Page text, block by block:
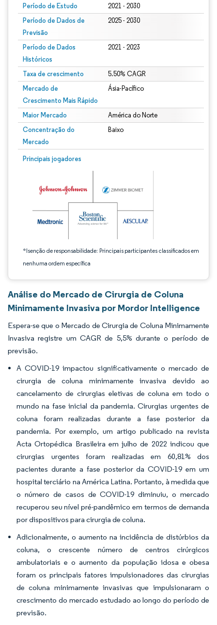
Período de Estudo 2021 - 2030
Período de Dados de
Previsão
2025 - 2030
Período de Dados
Históricos
2021 - 2023
Taxa de crescimento 5.50% CAGR
Mercado de
Crescimento Mais Rápido
Ásia-Pacífico
Maior Mercado América do Norte
Concentração do
Mercado
Baixo
Principais jogadores
*Isenção de responsabilidade: Principais participantes classificados em
nenhuma ordem específica
Imagem © Mordor Intelligence. O reuso requer atribuição conforme CC BY 4.0.
Análise do Mercado de Cirurgia de Coluna
Minimamente Invasiva por Mordor Intelligence
Espera-se que o Mercado de Cirurgia de Coluna Minimamente
Invasiva registre um CAGR de 5,5% durante o período de
previsão.
A COVID-19 impactou significativamente o mercado de
cirurgia de coluna minimamente invasiva devido ao
cancelamento de cirurgias eletivas de coluna em todo o
mundo na fase inicial da pandemia. Cirurgias urgentes de
coluna foram realizadas durante a fase posterior da
pandemia. Por exemplo, um artigo publicado na revista
Acta Ortopédica Brasileira em julho de 2022 indicou que
cirurgias urgentes foram realizadas em 60,81% dos
pacientes durante a fase posterior da COVID-19 em um
hospital terciário na América Latina. Portanto, à medida que
o número de casos de COVID-19 diminuiu, o mercado
recuperou seu nível pré-pandêmico em termos de demanda
por dispositivos para cirurgia de coluna.
Adicionalmente, o aumento na incidência de distúrbios da
coluna, o crescente número de centros cirúrgicos
ambulatoriais e o aumento da população idosa e obesa
foram os principais fatores impulsionadores das cirurgias
de coluna minimamente invasivas que impulsionaram o
crescimento do mercado estudado ao longo do período de
previsão.